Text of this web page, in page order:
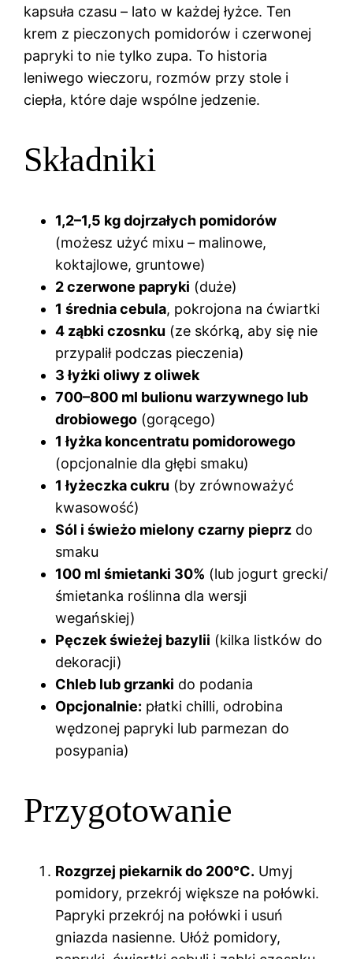
kapsuła czasu – lato w każdej łyżce. Ten
krem z pieczonych pomidorów i czerwonej
papryki to nie tylko zupa. To historia
leniwego wieczoru, rozmów przy stole i
ciepła, które daje wspólne jedzenie.
Składniki
1,2–1,5 kg dojrzałych pomidorów
(możesz użyć mixu – malinowe,
koktajlowe, gruntowe)
2 czerwone papryki (duże)
1 średnia cebula, pokrojona na ćwiartki
4 ząbki czosnku (ze skórką, aby się nie
przypalił podczas pieczenia)
3 łyżki oliwy z oliwek
700–800 ml bulionu warzywnego lub
drobiowego (gorącego)
1 łyżka koncentratu pomidorowego
(opcjonalnie dla głębi smaku)
1 łyżeczka cukru (by zrównoważyć
kwasowość)
Sól i świeżo mielony czarny pieprz do
smaku
100 ml śmietanki 30% (lub jogurt grecki/
śmietanka roślinna dla wersji
wegańskiej)
Pęczek świeżej bazylii (kilka listków do
dekoracji)
Chleb lub grzanki do podania
Opcjonalnie: płatki chilli, odrobina
wędzonej papryki lub parmezan do
posypania)
Przygotowanie
Rozgrzej piekarnik do 200°C. Umyj
pomidory, przekrój większe na połówki.
Papryki przekrój na połówki i usuń
gniazda nasienne. Ułóż pomidory,